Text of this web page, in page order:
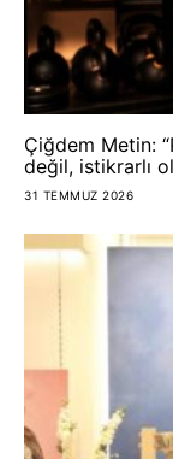
Çiğdem Metin:
değil, istikrarlı
31 TEMMUZ 2026